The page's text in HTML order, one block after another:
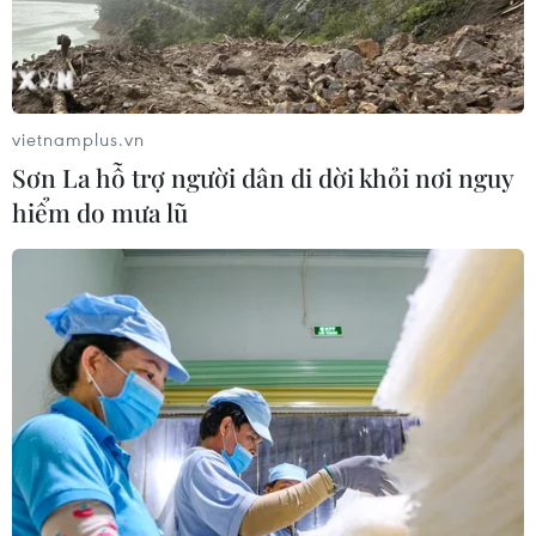
Lễ thượng cờ kỷ niệm 59 năm Ngày
thành lập ASEAN
31/07/2026 04:04
Xem thêm
CƠ QUAN CHỦ QUẢN: THÔNG TẤN XÃ VIỆT NAM
Tổng Biên tập: TRẦN TIẾN DUẨN
Phó Tổng Biên tập: NGUYỄN THỊ TÁM, KHÚC THANH
THỦY
vietnamplus.vn
Sơn La hỗ trợ người dân di dời khỏi nơi nguy
hiểm do mưa lũ